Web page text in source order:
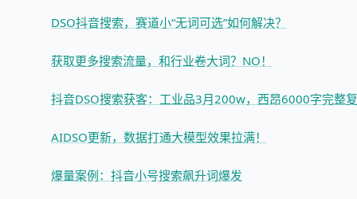
DSO抖音搜索，赛道小“无词可选”如何解决？
获取更多搜索流量，和行业卷大词？NO！
抖音DSO搜索获客：工业品3月200w，西昂6000字完整
AIDSO更新，数据打通大模型效果拉满！
爆量案例：抖音小号搜索飙升词爆发